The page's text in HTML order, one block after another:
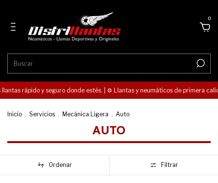
0
rápido y seguro donde estés. | ⚙️ Llantas y neumáticos de primera
Inicio . Servicios . Mecánica Ligera . Auto
AUTO
Ordenar Filtrar